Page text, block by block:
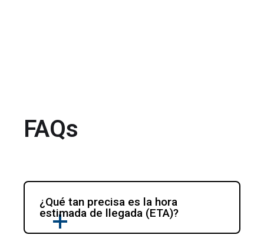
FAQs
¿Qué tan precisa es la hora
estimada de llegada (ETA)?